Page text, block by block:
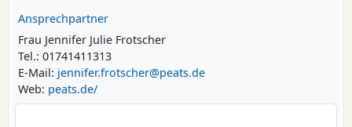
Ansprechpartner
Frau Jennifer Julie Frotscher
Tel.: 01741411313
E-Mail: jennifer.frotscher@peats.de
Web: peats.de/